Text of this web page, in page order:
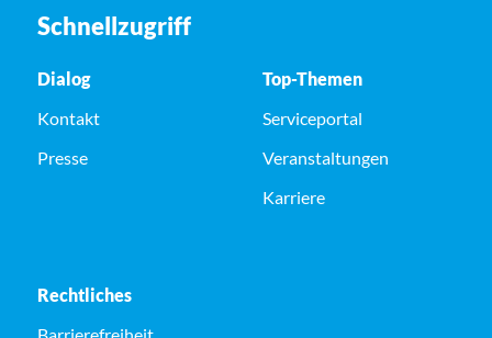
Schnellzugriff
Dialog
Kontakt
Presse
Top-Themen
Serviceportal
Veranstaltungen
Karriere
Rechtliches